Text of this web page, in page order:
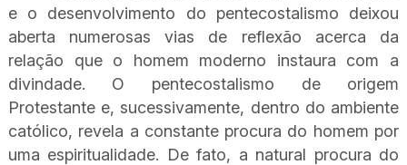
e o desenvolvimento do pentecostalismo deixou
aberta numerosas vias de reflexão acerca da
relação que o homem moderno instaura com a
divindade. O pentecostalismo de origem
Protestante e, sucessivamente, dentro do ambiente
católico, revela a constante procura do homem por
uma espiritualidade. De fato, a natural procura do